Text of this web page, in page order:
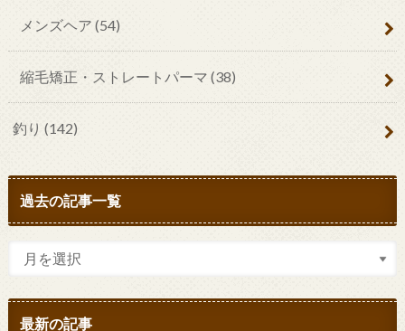
メンズヘア (54)
縮毛矯正・ストレートパーマ (38)
釣り (142)
過去の記事一覧
最新の記事